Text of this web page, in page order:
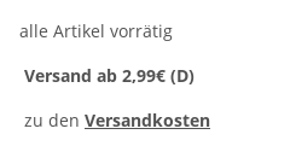
alle Artikel vorrätig
Versand ab 2,99€ (D)
zu den Versandkosten